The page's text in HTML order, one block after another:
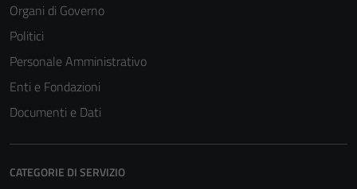
Organi di Governo
Politici
Personale Amministrativo
Enti e Fondazioni
Documenti e Dati
CATEGORIE DI SERVIZIO